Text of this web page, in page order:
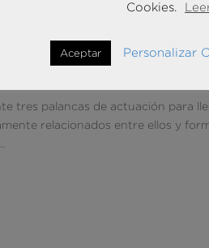
qué es, cómo se
Competitiva
tres palancas de actuación para
relacionados entre ellos y
Cookies.
Aceptar Personalizar